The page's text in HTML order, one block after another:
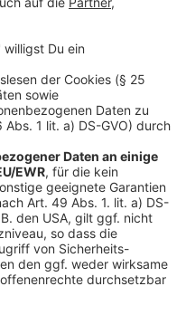
sondern - weil wir
helfen können,
Ich glaube,
als Kultur und
Arbeit für
könnt ihr aufdiesen
Die
oder Ukrainisch